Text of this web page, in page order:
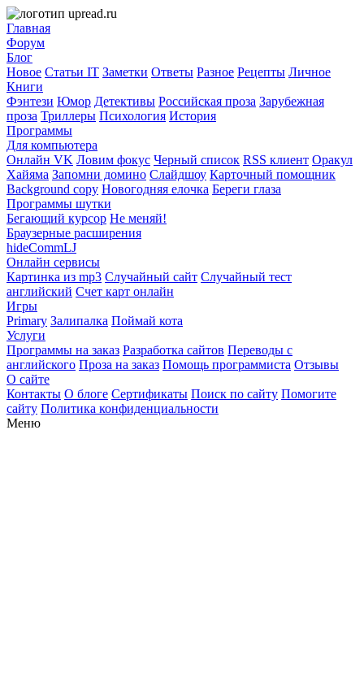
Главная
Форум
Блог
Новое Статьи IT Заметки Ответы Разное Рецепты Личное
Книги
Фэнтези Юмор Детективы Российская проза Зарубежная
проза Триллеры Психология История
Программы
Для компьютера
Онлайн VK Ловим фокус Черный список RSS клиент Оракул
Хайяма Запомни домино Слайдшоу Карточный помощник
Background copy Новогодняя елочка Береги глаза
Программы шутки
Бегающий курсор Не меняй!
Браузерные расширения
hideCommLJ
Онлайн сервисы
Картинка из mp3 Случайный сайт Случайный тест
английский Счет карт онлайн
Игры
Primary Залипалка Поймай кота
Услуги
Программы на заказ Разработка сайтов Переводы с
английского Проза на заказ Помощь программиста Отзывы
О сайте
Контакты О блоге Сертификаты Поиск по сайту Помогите
сайту Политика конфиденциальности
Меню